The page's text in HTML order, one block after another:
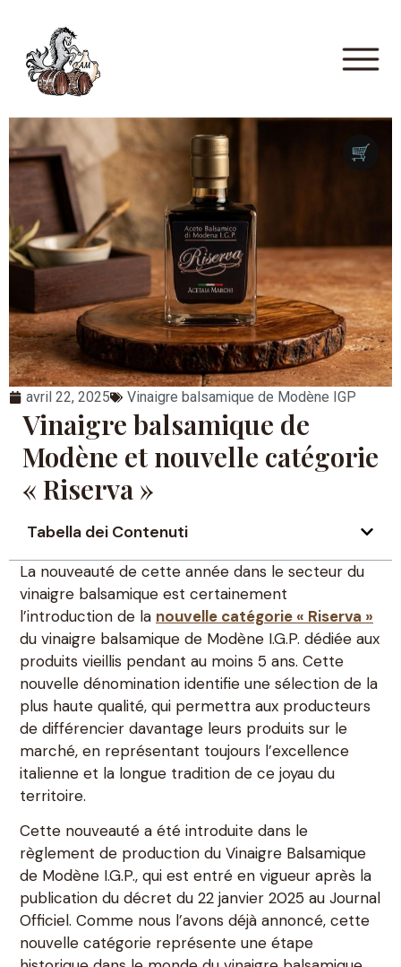
avril 22, 2025 Vinaigre balsamique de Modène IGP
Vinaigre balsamique de
Modène et nouvelle catégorie
« Riserva »
Tabella dei Contenuti
La nouveauté de cette année dans le secteur du
vinaigre balsamique est certainement
l’introduction de la nouvelle catégorie « Riserva »
du vinaigre balsamique de Modène I.G.P. dédiée aux
produits vieillis pendant au moins 5 ans. Cette
nouvelle dénomination identifie une sélection de la
plus haute qualité, qui permettra aux producteurs
de différencier davantage leurs produits sur le
marché, en représentant toujours l’excellence
italienne et la longue tradition de ce joyau du
territoire.
Cette nouveauté a été introduite dans le
règlement de production du Vinaigre Balsamique
de Modène I.G.P., qui est entré en vigueur après la
publication du décret du 22 janvier 2025 au Journal
Officiel. Comme nous l’avons déjà annoncé, cette
nouvelle catégorie représente une étape
🛒